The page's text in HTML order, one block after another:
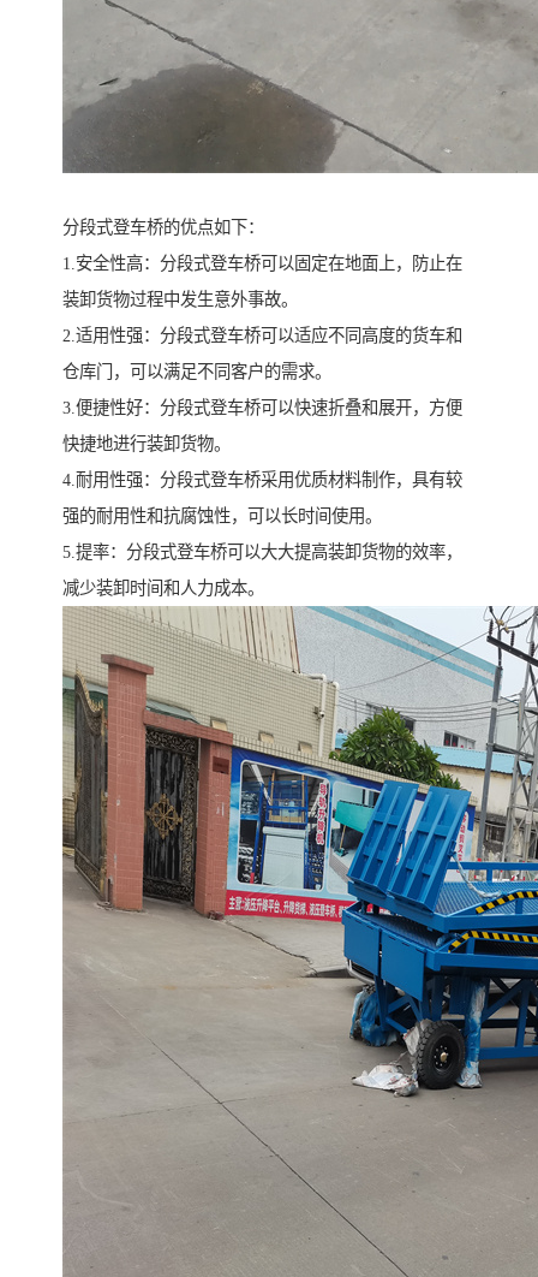
分段式登车桥的优点如下：
1.安全性高：分段式登车桥可以固定在地面上，防止在
装卸货物过程中发生意外事故。
2.适用性强：分段式登车桥可以适应不同高度的货车和
仓库门，可以满足不同客户的需求。
3.便捷性好：分段式登车桥可以快速折叠和展开，方便
快捷地进行装卸货物。
4.耐用性强：分段式登车桥采用优质材料制作，具有较
强的耐用性和抗腐蚀性，可以长时间使用。
5.提率：分段式登车桥可以大大提高装卸货物的效率，
减少装卸时间和人力成本。